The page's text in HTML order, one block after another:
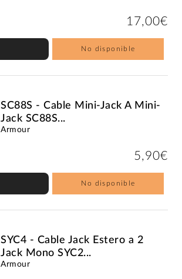
17,00€
No disponible
SC88S - Cable Mini-Jack A Mini-
Jack SC88S...
Armour
5,90€
No disponible
SYC4 - Cable Jack Estero a 2
Jack Mono SYC2...
Armour